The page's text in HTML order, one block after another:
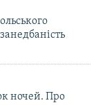
ночей. Про